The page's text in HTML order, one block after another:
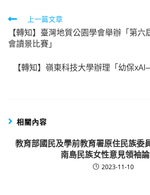
Read
more
articles
上一篇文章
【轉知】臺灣地質公園學會舉辦「第
會讀景比賽」
【轉知】嶺東科技大學辦理「幼保
相關內容
教育部國民及學前教育署原住民族委
南島民族女性意見領袖論
2023-11-10